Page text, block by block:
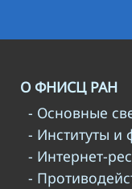
О ФНИСЦ РАН
- Основные
- Институты и
- Интернет-
-